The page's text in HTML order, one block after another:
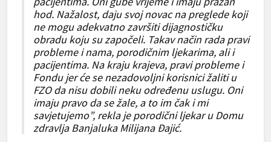
hod. Nažalost, daju svoj novac na preglede koji
ne mogu adekvatno završiti dijagnostičku
obradu koju su započeli. Takav način rada pravi
probleme i nama, porodičnim ljekarima, ali i
pacijentima. Na kraju krajeva, pravi probleme i
Fondu jer će se nezadovoljni korisnici žaliti u
FZO da nisu dobili neku određenu uslugu. Oni
imaju pravo da se žale, a to im čak i mi
savjetujemo”, rekla je porodični ljekar u Domu
zdravlja Banjaluka Milijana Đajić.